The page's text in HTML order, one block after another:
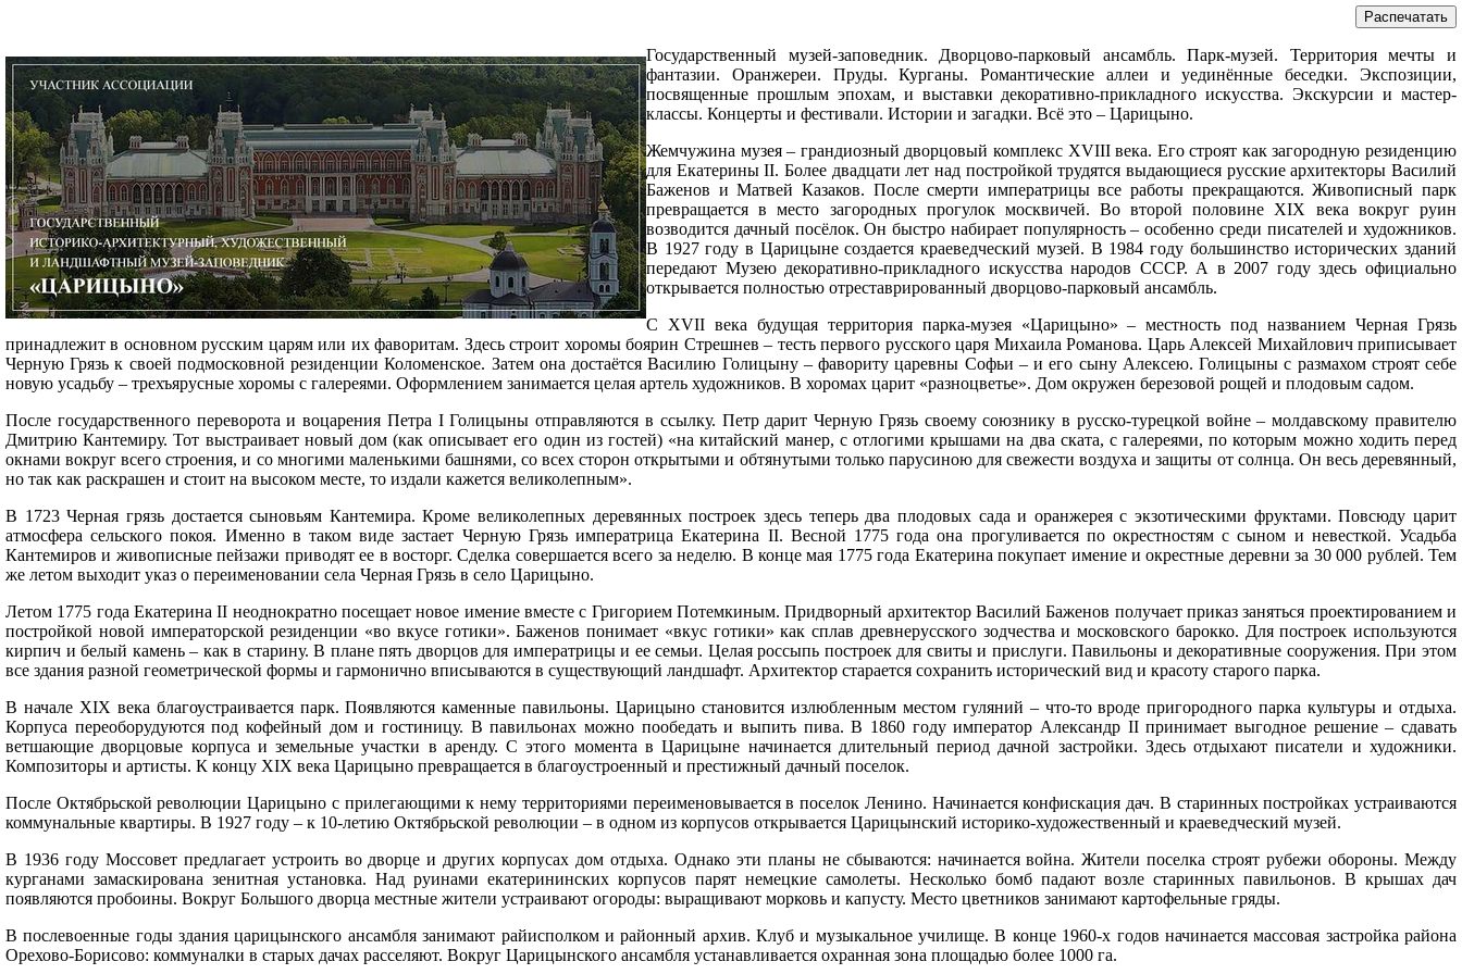
Государственный музей-заповедник. Дворцово-парковый ансамбль. Парк-музей. Территория мечты и
фантазии. Оранжереи. Пруды. Курганы. Романтические аллеи и уединённые беседки. Экспозиции,
посвященные прошлым эпохам, и выставки декоративно-прикладного искусства. Экскурсии и мастер-
классы. Концерты и фестивали. Истории и загадки. Всё это – Царицыно.
Жемчужина музея – грандиозный дворцовый комплекс XVIII века. Его строят как загородную резиденцию
для Екатерины II. Более двадцати лет над постройкой трудятся выдающиеся русские архитекторы Василий
Баженов и Матвей Казаков. После смерти императрицы все работы прекращаются. Живописный парк
превращается в место загородных прогулок москвичей. Во второй половине XIX века вокруг руин
возводится дачный посёлок. Он быстро набирает популярность – особенно среди писателей и художников.
В 1927 году в Царицыне создается краеведческий музей. В 1984 году большинство исторических зданий
передают Музею декоративно-прикладного искусства народов СССР. А в 2007 году здесь официально
открывается полностью отреставрированный дворцово-парковый ансамбль.
С XVII века будущая территория парка-музея «Царицыно» – местность под названием Черная Грязь
принадлежит в основном русским царям или их фаворитам. Здесь строит хоромы боярин Стрешнев – тесть первого русского царя Михаила Романова. Царь Алексей Михайлович приписывает
Черную Грязь к своей подмосковной резиденции Коломенское. Затем она достаётся Василию Голицыну – фавориту царевны Софьи – и его сыну Алексею. Голицыны с размахом строят себе
новую усадьбу – трехъярусные хоромы с галереями. Оформлением занимается целая артель художников. В хоромах царит «разноцветье». Дом окружен березовой рощей и плодовым садом.
После государственного переворота и воцарения Петра I Голицыны отправляются в ссылку. Петр дарит Черную Грязь своему союзнику в русско-турецкой войне – молдавскому правителю
Дмитрию Кантемиру. Тот выстраивает новый дом (как описывает его один из гостей) «на китайский манер, с отлогими крышами на два ската, с галереями, по которым можно ходить перед
окнами вокруг всего строения, и со многими маленькими башнями, со всех сторон открытыми и обтянутыми только парусиною для свежести воздуха и защиты от солнца. Он весь деревянный,
но так как раскрашен и стоит на высоком месте, то издали кажется великолепным».
В 1723 Черная грязь достается сыновьям Кантемира. Кроме великолепных деревянных построек здесь теперь два плодовых сада и оранжерея с экзотическими фруктами. Повсюду царит
атмосфера сельского покоя. Именно в таком виде застает Черную Грязь императрица Екатерина II. Весной 1775 года она прогуливается по окрестностям с сыном и невесткой. Усадьба
Кантемиров и живописные пейзажи приводят ее в восторг. Сделка совершается всего за неделю. В конце мая 1775 года Екатерина покупает имение и окрестные деревни за 30 000 рублей. Тем
же летом выходит указ о переименовании села Черная Грязь в село Царицыно.
Летом 1775 года Екатерина II неоднократно посещает новое имение вместе с Григорием Потемкиным. Придворный архитектор Василий Баженов получает приказ заняться проектированием и
постройкой новой императорской резиденции «во вкусе готики». Баженов понимает «вкус готики» как сплав древнерусского зодчества и московского барокко. Для построек используются
кирпич и белый камень – как в старину. В плане пять дворцов для императрицы и ее семьи. Целая россыпь построек для свиты и прислуги. Павильоны и декоративные сооружения. При этом
все здания разной геометрической формы и гармонично вписываются в существующий ландшафт. Архитектор старается сохранить исторический вид и красоту старого парка.
В начале XIX века благоустраивается парк. Появляются каменные павильоны. Царицыно становится излюбленным местом гуляний – что-то вроде пригородного парка культуры и отдыха.
Корпуса переоборудуются под кофейный дом и гостиницу. В павильонах можно пообедать и выпить пива. В 1860 году император Александр II принимает выгодное решение – сдавать
ветшающие дворцовые корпуса и земельные участки в аренду. С этого момента в Царицыне начинается длительный период дачной застройки. Здесь отдыхают писатели и художники.
Композиторы и артисты. К концу XIX века Царицыно превращается в благоустроенный и престижный дачный поселок.
После Октябрьской революции Царицыно с прилегающими к нему территориями переименовывается в поселок Ленино. Начинается конфискация дач. В старинных постройках устраиваются
коммунальные квартиры. В 1927 году – к 10-летию Октябрьской революции – в одном из корпусов открывается Царицынский историко-художественный и краеведческий музей.
В 1936 году Моссовет предлагает устроить во дворце и других корпусах дом отдыха. Однако эти планы не сбываются: начинается война. Жители поселка строят рубежи обороны. Между
курганами замаскирована зенитная установка. Над руинами екатерининских корпусов парят немецкие самолеты. Несколько бомб падают возле старинных павильонов. В крышах дач
появляются пробоины. Вокруг Большого дворца местные жители устраивают огороды: выращивают морковь и капусту. Место цветников занимают картофельные гряды.
В послевоенные годы здания царицынского ансамбля занимают райисполком и районный архив. Клуб и музыкальное училище. В конце 1960-х годов начинается массовая застройка района
Орехово-Борисово: коммуналки в старых дачах расселяют. Вокруг Царицынского ансамбля устанавливается охранная зона площадью более 1000 га.